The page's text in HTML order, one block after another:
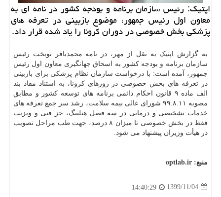
اپتیک: رئیس سازمان برنامه و بودجه کشور در نامه ای به
معاون اول رئیس جمهور، موضوع بازبینی در تعرفه های
پزشکی بخش خصوصی در دوران کرونا را یاد شده قرار داد.
به گزارش اپتیک به نقل از مهر، در نامه محمدباقر نوبخت رئیس
سازمان برنامه و بودجه کشور به اسحاق جهانگیری معاون اول رئیس
جمهور، آمده است: با درخواست سازمان نظام پزشکی برای بازبینی
در تعرفه های بخش خصوصی در روزهای کرونا، به استناد مفاد بند
الف ماده ۹ قانون احکام دائمی برنامه های توسعه کشور و مطابق
مصوبه ۹۹.۸.۱۱ شورای عالی بیمه
سلامت، رشد سر جمع تعرفه های
خدمات تشخیصی و درمانی در سه فصل هتلینگ، جز فنی و ویزیت
فقط در بخش خصوصی تا میزان ۸ درصد، جهت طب مراحل تصویب
در هیأت وزیران پیشنهاد می شود.
منبع: optlab.ir
1399/11/04
14:40:29